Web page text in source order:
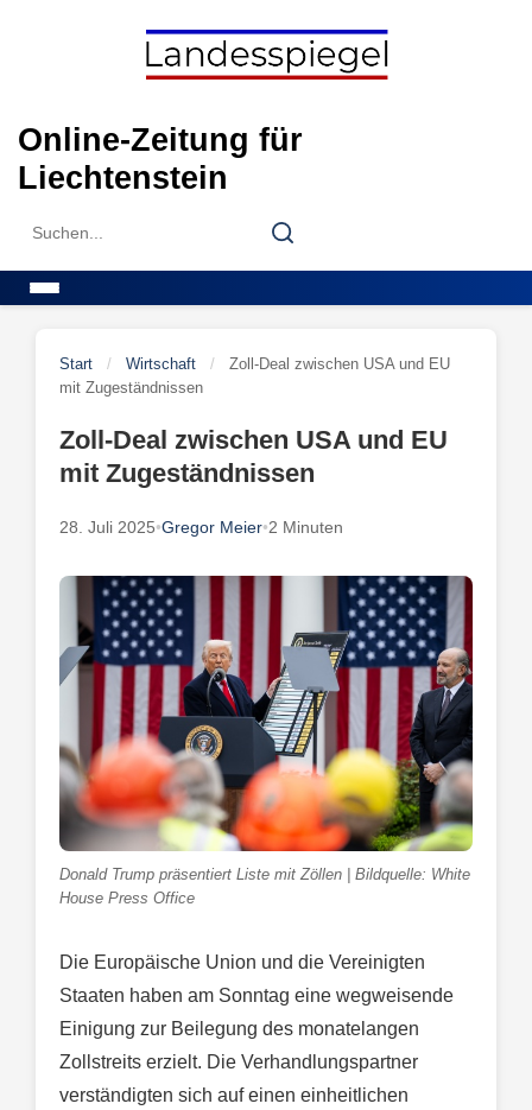
Online-Zeitung für
Liechtenstein
Search
Search
Start / Wirtschaft /
Zoll-Deal zwischen USA und EU
mit Zugeständnissen
Zoll-Deal zwischen USA und EU
mit Zugeständnissen
28. Juli 2025•Gregor Meier•2 Minuten
Donald Trump präsentiert Liste mit Zöllen | Bildquelle: White
House Press Office
Die Europäische Union und die Vereinigten
Staaten haben am Sonntag eine wegweisende
Einigung zur Beilegung des monatelangen
Zollstreits erzielt. Die Verhandlungspartner
verständigten sich auf einen einheitlichen